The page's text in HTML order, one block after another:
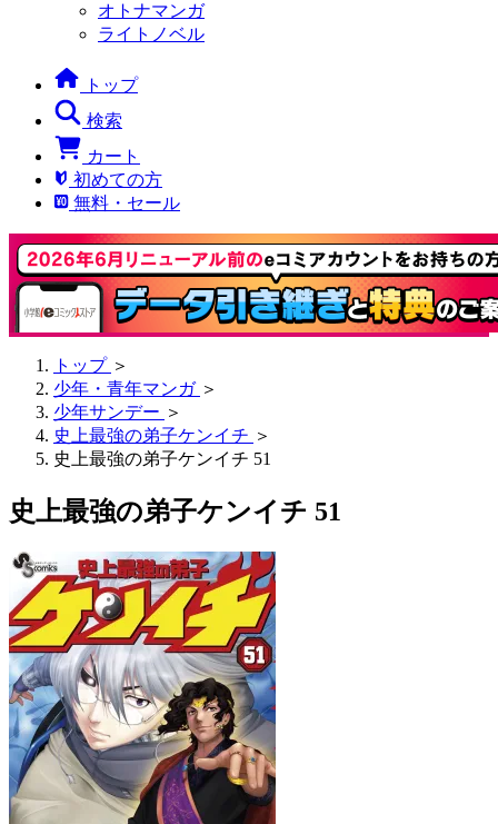
オトナマンガ
ライトノベル
トップ
検索
カート
初めての方
無料・セール
トップ ＞
少年・青年マンガ ＞
少年サンデー ＞
史上最強の弟子ケンイチ ＞
史上最強の弟子ケンイチ 51
史上最強の弟子ケンイチ 51